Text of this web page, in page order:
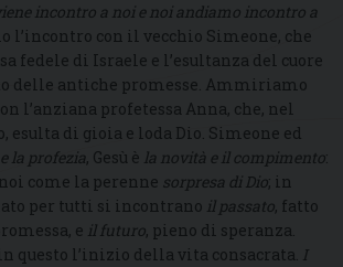
incontro a noi e noi andiamo incontro a
l’incontro con il vecchio Simeone, che
fedele di Israele e l’esultanza del cuore
delle antiche promesse. Ammiriamo
l’anziana profetessa Anna, che, nel
esulta di gioia e loda Dio. Simeone ed
la profezia, Gesù è la novità e il compimento:
come la perenne sorpresa di Dio; in
per tutti si incontrano il passato, fatto
e il futuro, pieno di speranza.
questo l’inizio della vita consacrata. I